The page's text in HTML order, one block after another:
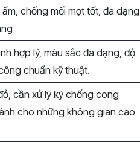
chống mối mọt tốt, đa dạng
hợp lý, màu sắc đa dạng, độ
chuẩn kỹ thuật.
cần xử lý kỹ chống cong
cho những không gian cao